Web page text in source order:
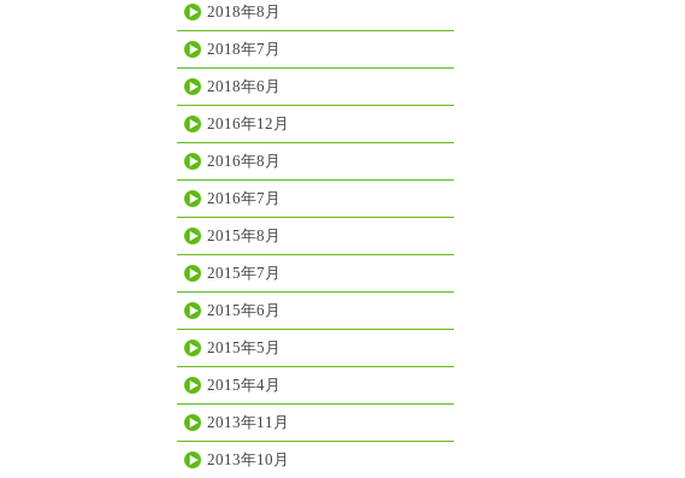
2018年8月
2018年7月
2018年6月
2016年12月
2016年8月
2016年7月
2015年8月
2015年7月
2015年6月
2015年5月
2015年4月
2013年11月
2013年10月